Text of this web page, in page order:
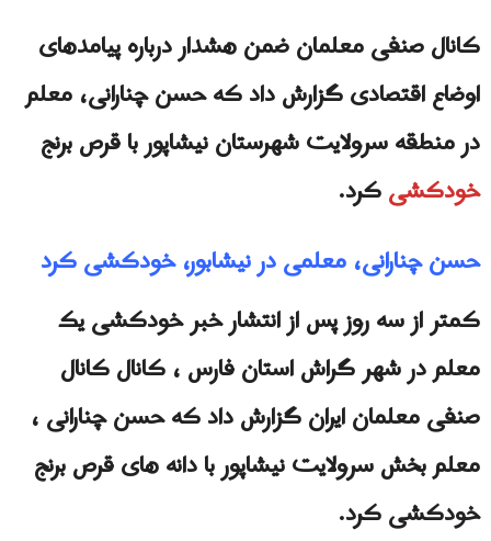
کانال صنفی معلمان ضمن هشدار درباره پیامدهای
اوضاع اقتصادی گزارش داد که حسن چنارانی، معلم
در منطقه سرولایت شهرستان نیشاپور با قرص برنج
خودکشیکرد.
حسن چنارانی، معلمی در نیشابور، خودکشی کرد
کمتر از سه روز پس از انتشار خبر خودکشی یک
معلم در شهر گراش استان فارس ، کانال کانال
صنفی معلمان ایران گزارش داد که حسن چنارانی ،
معلم بخش سرولایت نیشاپور با دانه های قرص برنج
خودکشی کرد.